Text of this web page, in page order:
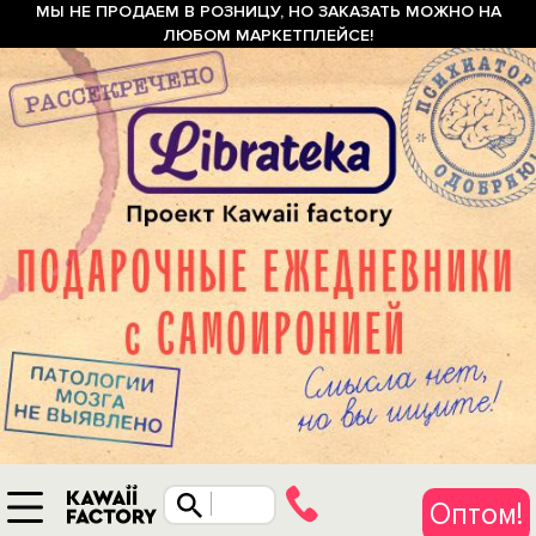
МЫ НЕ ПРОДАЕМ В РОЗНИЦУ, НО ЗАКАЗАТЬ МОЖНО НА
ЛЮБОМ МАРКЕТПЛЕЙСЕ!
Оптом!